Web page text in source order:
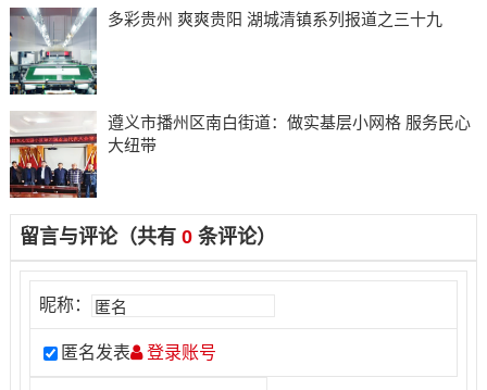
多彩贵州 爽爽贵阳 湖城清镇系列报道之三十九
遵义市播州区南白街道：做实基层小网格 服务民心
大纽带
留言与评论（共有 0条评论）
昵称：
匿名发表 登录账号